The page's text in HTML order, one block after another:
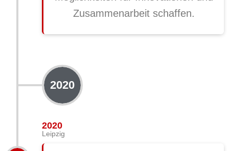
Zusammenarbeit schaffen.
2020
2020
Leipzig